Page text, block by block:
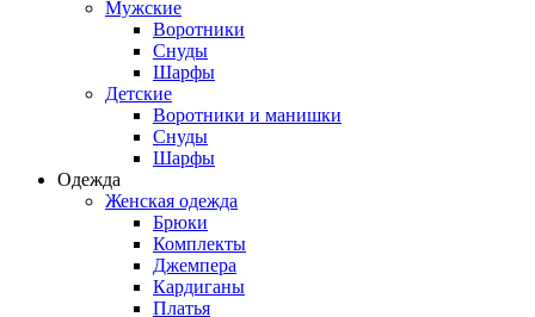
Мужские
Воротники
Снуды
Шарфы
Детские
Воротники и манишки
Снуды
Шарфы
Одежда
Женская одежда
Брюки
Комплекты
Джемпера
Кардиганы
Платья